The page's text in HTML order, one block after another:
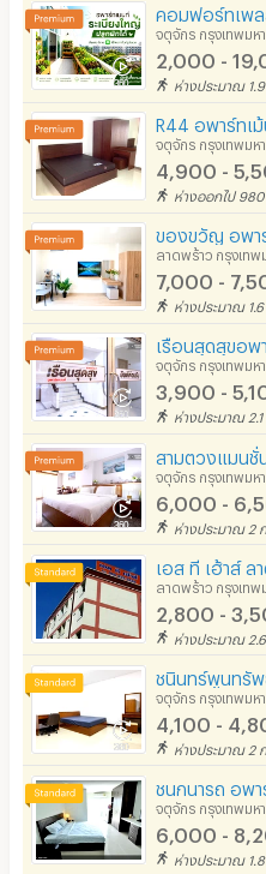
จตุจักร กรุงเทพมห
2,000 -
ห่างประมาณ 1.9
R44 อพาร์ทเ
จตุจักร กรุงเทพมห
4,900 -
ห่างออกไป 980
ของขวัญ อพา
ลาดพร้าว กรุงเทพ
7,000 -
ห่างประมาณ 1.6
เรือนสุดสุขอพ
จตุจักร กรุงเทพมห
3,900 -
ห่างประมาณ 2.1
สามตวงแมนชั่
จตุจักร กรุงเทพมห
6,000 -
ห่างประมาณ 2
เอส ที เฮ้าส์ ล
ลาดพร้าว กรุงเทพ
2,800 -
ห่างประมาณ
ชนินทร์พูนทรัพ
จตุจักร กรุงเทพมห
4,100 -
ห่างประมาณ 2
ชนกนารถ อพา
จตุจักร กรุงเทพมห
6,000 -
ห่างประมาณ 1.8